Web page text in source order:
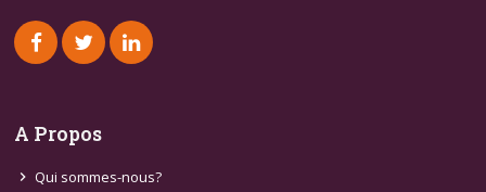
A Propos
chevron_right Qui sommes-nous?